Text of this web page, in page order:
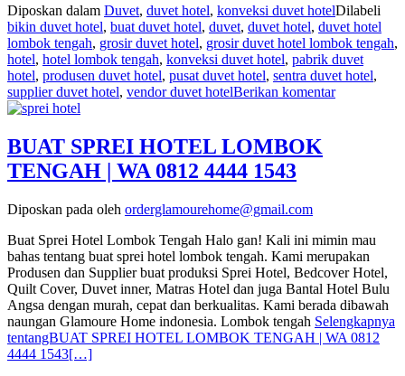
Diposkan dalam Duvet, duvet hotel, konveksi duvet hotelDilabeli
bikin duvet hotel, buat duvet hotel, duvet, duvet hotel, duvet hotel
lombok tengah, grosir duvet hotel, grosir duvet hotel lombok tengah,
hotel, hotel lombok tengah, konveksi duvet hotel, pabrik duvet
hotel, produsen duvet hotel, pusat duvet hotel, sentra duvet hotel,
supplier duvet hotel, vendor duvet hotelBerikan komentar
BUAT SPREI HOTEL LOMBOK
TENGAH | WA 0812 4444 1543
Diposkan pada oleh orderglamourehome@gmail.com
Buat Sprei Hotel Lombok Tengah Halo gan! Kali ini mimin mau
bahas tentang buat sprei hotel lombok tengah. Kami merupakan
Produsen dan Supplier buat produksi Sprei Hotel, Bedcover Hotel,
Quilt Cover, Duvet inner, Matras Hotel dan juga Bantal Hotel Bulu
Angsa dengan murah, cepat dan berkualitas. Kami berada dibawah
naungan Glamoure Home indonesia. Lombok tengah Selengkapnya
tentangBUAT SPREI HOTEL LOMBOK TENGAH | WA 0812
4444 1543[…]